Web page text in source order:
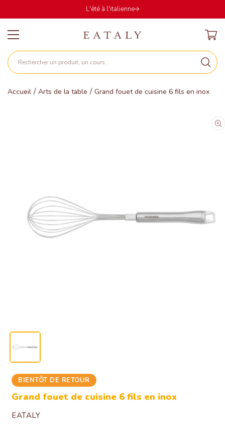
L'été à l'italienne
Rechercher un produit, un cours...
Panier
Accueil Arts de la table Grand fouet de cuisine 6 fils en inox
le
une
modale
BIENTÔT DE RETOUR
Grand fouet de cuisine 6 fils en inox
EATALY